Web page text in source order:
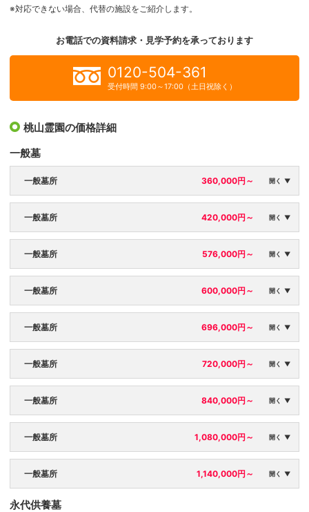
※対応できない場合、代替の施設をご紹介します。
お電話での資料請求・見学予約を承っております
0120-504-361
受付時間 9:00～17:00（土日祝除く）
桃山霊園の価格詳細
一般墓
一般墓所 360,000円～ 開く ▼
区画面積：
3㎡
永代使用料：
360,000円
年間管理料：
3,150円
一般墓所 420,000円～ 開く ▼
区画面積：
3.5㎡
永代使用料：
420,000円
年間管理料：
3,675円
一般墓所 576,000円～ 開く ▼
区画面積：
4.8㎡
永代使用料：
576,000円
年間管理料：
5,184円
一般墓所 600,000円～ 開く ▼
区画面積：
5㎡
永代使用料：
600,000円
年間管理料：
5,250円
一般墓所 696,000円～ 開く ▼
区画面積：
5.8㎡
永代使用料：
696,000円
年間管理料：
6,090円
一般墓所 720,000円～ 開く ▼
区画面積：
6㎡
永代使用料：
720,000円
年間管理料：
6,300円
一般墓所 840,000円～ 開く ▼
区画面積：
7㎡
永代使用料：
840,000円
年間管理料：
一般墓所 1,080,000円～ 開く ▼
区画面積：
9㎡
永代使用料：
1,080,000円
一般墓所 1,140,000円～ 開く ▼
区画面積：
永代供養墓